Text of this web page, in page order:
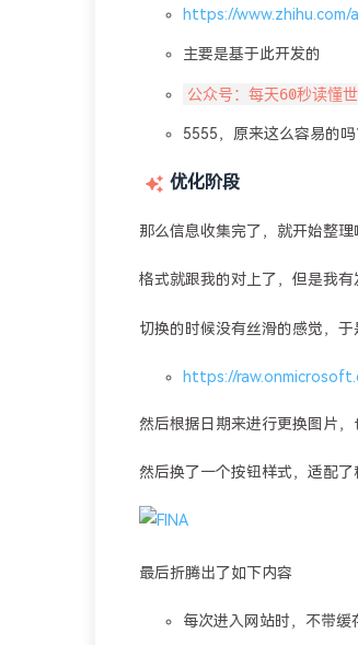
https://www.zhihu.com/
主要是基于此开发的
公众号：每天60秒读懂
5555，原来这么容易的
优化阶段
那么信息收集完了，就开始整理
格式就跟我的对上了，但是我
切换的时候没有丝滑的感觉，
https://
然后根据日期来进行更换图片，
然后换了一个按钮样式，适配
最后折腾出了如下内容
每次进入网站时，不带